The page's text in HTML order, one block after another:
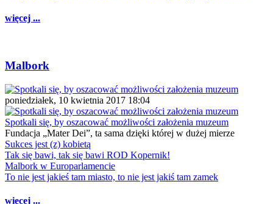
więcej ...
Malbork
poniedziałek, 10 kwietnia 2017 18:04
Spotkali się, by oszacować możliwości założenia muzeum
Fundacja „Mater Dei”, ta sama dzięki której w dużej mierze
Sukces jest (z) kobietą
Tak się bawi, tak się bawi ROD Kopernik!
Malbork w Europarlamencie
To nie jest jakieś tam miasto, to nie jest jakiś tam zamek
więcej ...